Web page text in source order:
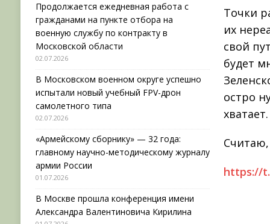
Точки
их
свой
будет
остро
хватает.
Считаю,
https://
Продолжается ежедневная работа с
гражданами на пункте отбора на
военную службу по контракту в
Московской области
02.07.2026
В Московском военном округе успешно
испытали новый учебный FPV-дрон
самолетного типа
02.07.2026
«Армейскому сборнику» — 32 года:
главному научно-методическому журналу
армии России
01.07.2026
В Москве прошла конференция имени
Александра Валентиновича Кирилина